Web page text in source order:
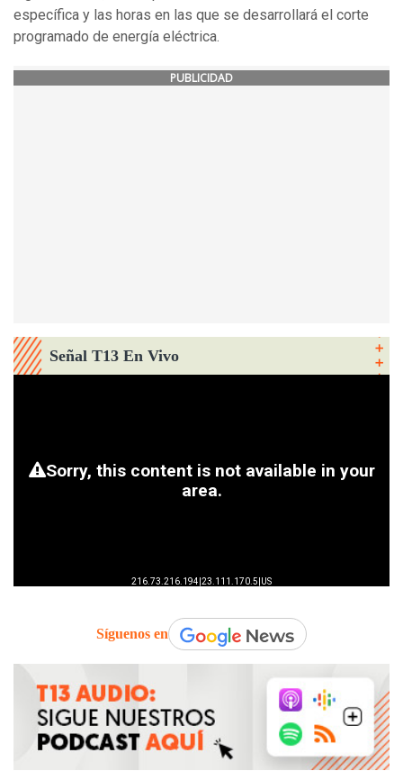
específica y las horas en las que se desarrollará el corte
programado de energía eléctrica.
PUBLICIDAD
Señal T13 En Vivo
Síguenos en